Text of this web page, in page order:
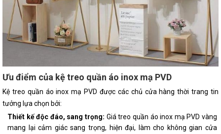
Ưu điểm của kệ treo quần áo inox mạ PVD
Kệ treo quần áo inox mạ PVD được các chủ cửa hàng thời trang tin
tưởng lựa chọn bởi:
Thiết kế độc đáo, sang trọng: Giá treo quần áo inox mạ PVD vàng
mang lại cảm giác sang trọng, hiện đại, làm cho không gian cửa